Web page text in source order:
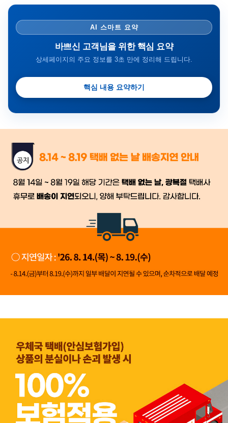
AI 스마트 요약
바쁘신 고객님을 위한 핵심 요약
상세페이지의 주요 정보를 3초 만에 정리해 드립니다.
핵심 내용 요약하기
금일 시세가 적용
배송
시작 후 환불이 불가